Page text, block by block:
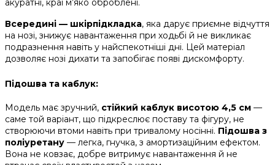
акуратні, краї м’яко оброблені.
Всередині — шкірпідкладка, яка дарує приємне відчуття
на нозі, знижує навантаження при ходьбі й не викликає
подразнення навіть у найспекотніші дні. Цей матеріал
дозволяє нозі дихати та запобігає появі дискомфорту.
Підошва та каблук:
Модель має зручний, стійкий каблук висотою 4,5 см —
саме той варіант, що підкреслює поставу та фігуру, не
створюючи втоми навіть при тривалому носінні. Підошва з
поліуретану — легка, гнучка, з амортизаційним ефектом.
Вона не ковзає, добре витримує навантаження й не